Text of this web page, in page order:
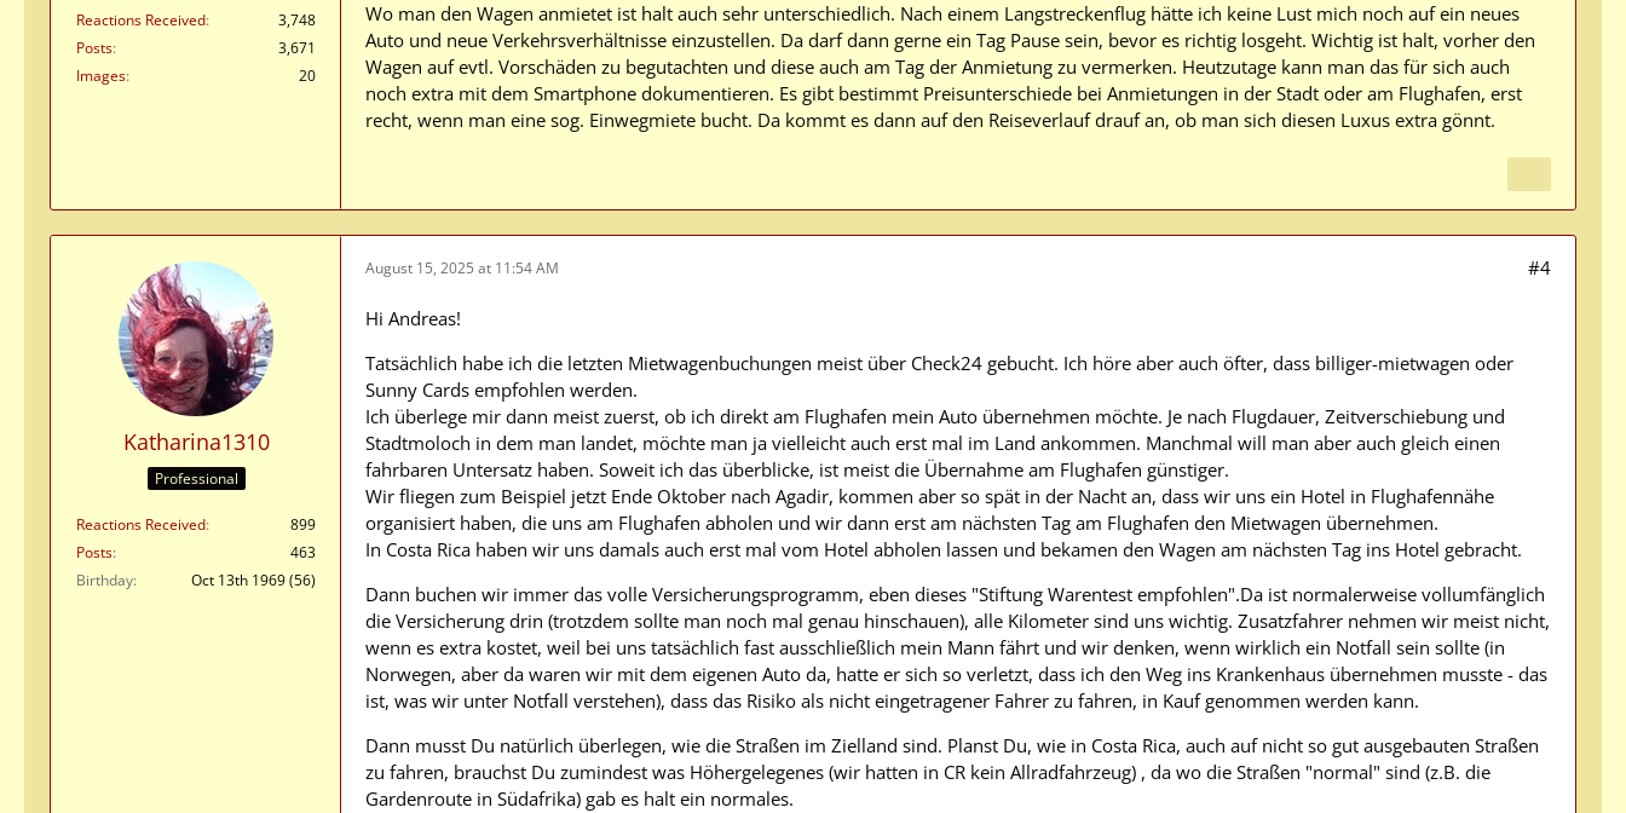
Reactions Received
3,748
Posts
3,671
Images
20
Wo man den Wagen anmietet ist halt auch sehr unterschiedlich. Nach einem Langstreckenflug hätte ich keine Lust mich noch auf ein neues
Auto und neue Verkehrsverhältnisse einzustellen. Da darf dann gerne ein Tag Pause sein, bevor es richtig losgeht. Wichtig ist halt, vorher den
Wagen auf evtl. Vorschäden zu begutachten und diese auch am Tag der Anmietung zu vermerken. Heutzutage kann man das für sich auch
noch extra mit dem Smartphone dokumentieren. Es gibt bestimmt Preisunterschiede bei Anmietungen in der Stadt oder am Flughafen, erst
recht, wenn man eine sog. Einwegmiete bucht. Da kommt es dann auf den Reiseverlauf drauf an, ob man sich diesen Luxus extra gönnt.
Katharina1310
Professional
Reactions Received
899
Posts
463
Birthday
Oct 13th 1969 (56)
August 15, 2025 at 11:54 AM #4
Hi Andreas!
Tatsächlich habe ich die letzten Mietwagenbuchungen meist über Check24 gebucht. Ich höre aber auch öfter, dass billiger-mietwagen oder
Sunny Cards empfohlen werden.
Ich überlege mir dann meist zuerst, ob ich direkt am Flughafen mein Auto übernehmen möchte. Je nach Flugdauer, Zeitverschiebung und
Stadtmoloch in dem man landet, möchte man ja vielleicht auch erst mal im Land ankommen. Manchmal will man aber auch gleich einen
fahrbaren Untersatz haben. Soweit ich das überblicke, ist meist die Übernahme am Flughafen günstiger.
Wir fliegen zum Beispiel jetzt Ende Oktober nach Agadir, kommen aber so spät in der Nacht an, dass wir uns ein Hotel in Flughafennähe
organisiert haben, die uns am Flughafen abholen und wir dann erst am nächsten Tag am Flughafen den Mietwagen übernehmen.
In Costa Rica haben wir uns damals auch erst mal vom Hotel abholen lassen und bekamen den Wagen am nächsten Tag ins Hotel gebracht.
Dann buchen wir immer das volle Versicherungsprogramm, eben dieses "Stiftung Warentest empfohlen".Da ist normalerweise vollumfänglich
die Versicherung drin (trotzdem sollte man noch mal genau hinschauen), alle Kilometer sind uns wichtig. Zusatzfahrer nehmen wir meist nicht,
wenn es extra kostet, weil bei uns tatsächlich fast ausschließlich mein Mann fährt und wir denken, wenn wirklich ein Notfall sein sollte (in
Norwegen, aber da waren wir mit dem eigenen Auto da, hatte er sich so verletzt, dass ich den Weg ins Krankenhaus übernehmen musste - das
ist, was wir unter Notfall verstehen), dass das Risiko als nicht eingetragener Fahrer zu fahren, in Kauf genommen werden kann.
Dann musst Du natürlich überlegen, wie die Straßen im Zielland sind. Planst Du, wie in Costa Rica, auch auf nicht so gut ausgebauten Straßen
zu fahren, brauchst Du zumindest was Höhergelegenes (wir hatten in CR kein Allradfahrzeug) , da wo die Straßen "normal" sind (z.B. die
Gardenroute in Südafrika) gab es halt ein normales.